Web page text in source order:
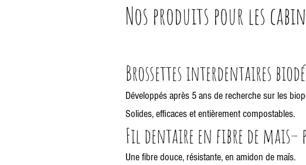
Nos produits pour les
Brossettes interdentaires
Développés après 5 ans de recherche sur les
Solides, efficaces et entièrement compostables.
Fil dentaire en fibre de mais–
Une fibre douce, résistante, en amidon de maïs.